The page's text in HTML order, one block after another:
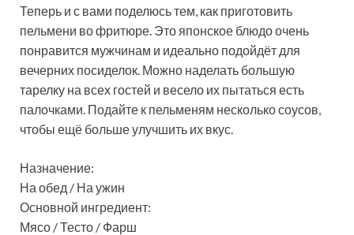
Теперь и с вами поделюсь тем, как приготовить
пельмени во фритюре. Это японское блюдо очень
понравится мужчинам и идеально подойдёт для
вечерних посиделок. Можно наделать большую
тарелку на всех гостей и весело их пытаться есть
палочками. Подайте к пельменям несколько соусов,
чтобы ещё больше улучшить их вкус.
Назначение:
На обед / На ужин
Основной ингредиент:
Мясо / Тесто / Фарш